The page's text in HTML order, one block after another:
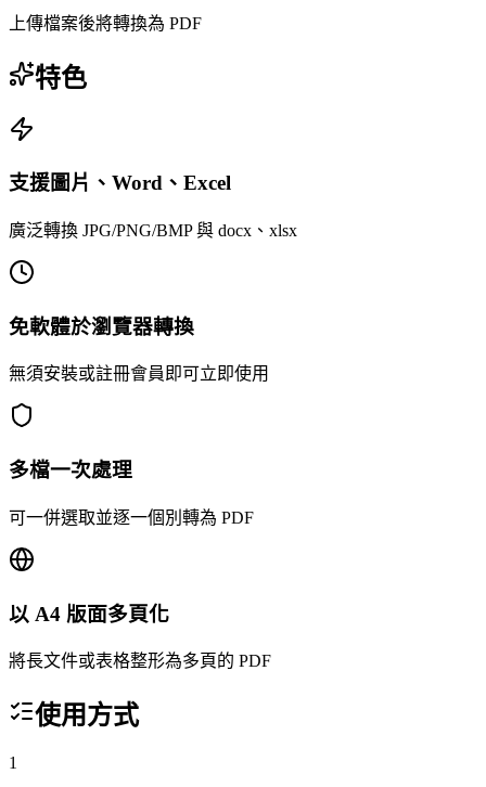
上傳檔案後將轉換為 PDF
特色
支援圖片、Word、Excel
廣泛轉換 JPG/PNG/BMP 與 docx、xlsx
免軟體於瀏覽器轉換
無須安裝或註冊會員即可立即使用
多檔一次處理
可一併選取並逐一個別轉為 PDF
以 A4 版面多頁化
將長文件或表格整形為多頁的 PDF
使用方式
1